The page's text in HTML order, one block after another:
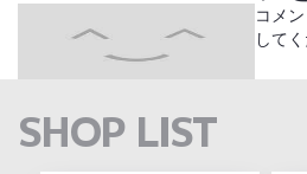
コメ
してく
SHOP LIST